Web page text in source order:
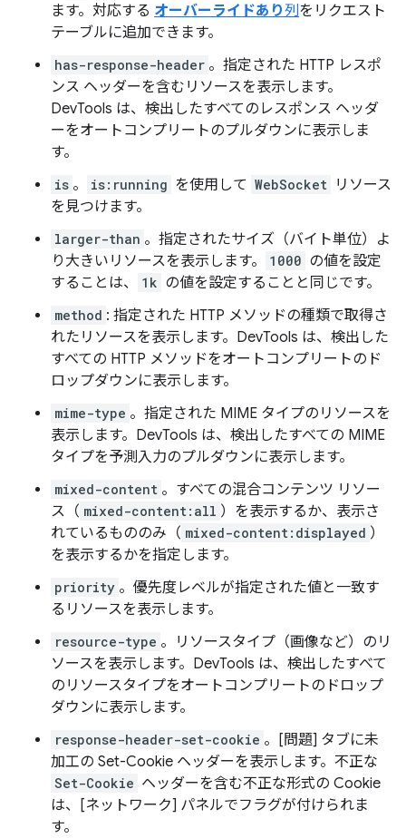
ます。対応する オーバーライドあり列をリクエスト
テーブルに追加できます。
has-response-header 。指定された HTTP レスポ
ンス ヘッダーを含むリソースを表示します。
DevTools は、検出したすべてのレスポンス ヘッダ
ーをオートコンプリートのプルダウンに表示しま
す。
is 。 is:running を使用して WebSocket リソース
を見つけます。
larger-than 。指定されたサイズ（バイト単位）よ
り大きいリソースを表示します。
1000 の値を設定
することは、
1k の値を設定することと同じです。
method : 指定された HTTP メソッドの種類で取得さ
れたリソースを表示します。DevTools は、検出した
すべての HTTP メソッドをオートコンプリートのド
ロップダウンに表示します。
mime-type 。指定された MIME タイプのリソースを
表示します。DevTools は、検出したすべての MIME
タイプを予測入力のプルダウンに表示します。
mixed-content 。すべての混合コンテンツ リソー
ス（ mixed-content:all ）を表示するか、表示さ
れているもののみ（ mixed-content:displayed ）
を表示するかを指定します。
priority 。優先度レベルが指定された値と一致す
るリソースを表示します。
resource-type 。リソースタイプ（画像など）のリ
ソースを表示します。DevTools は、検出したすべて
のリソースタイプをオートコンプリートのドロップ
ダウンに表示します。
response-header-set-cookie 。[問題] タブに未
加工の Set-Cookie ヘッダーを表示します。不正な
Set-Cookie ヘッダーを含む不正な形式の Cookie
は、[ネットワーク] パネルでフラグが付けられま
す。